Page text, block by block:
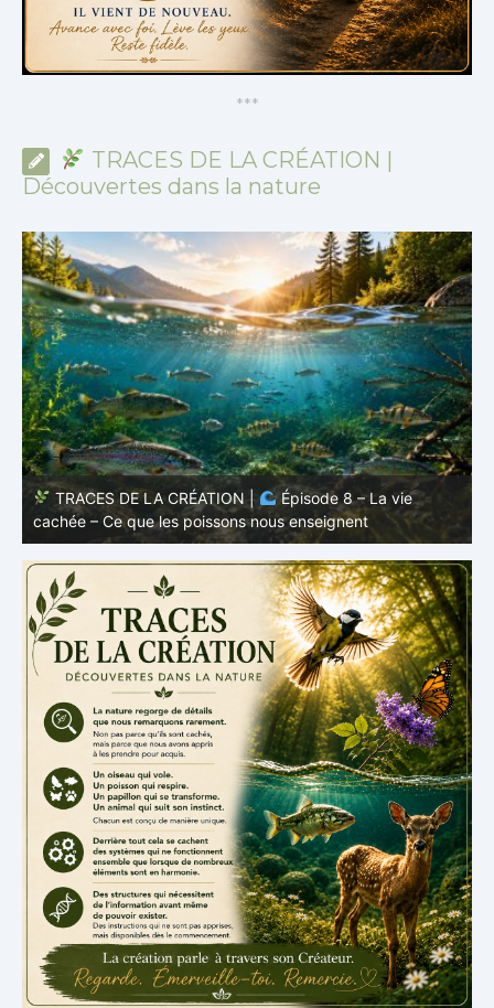
***
TRACES DE LA CRÉATION |
Découvertes dans la nature
TRACES DE LA CRÉATION |
Épisode 8 – La vie
cachée – Ce que les poissons nous enseignent